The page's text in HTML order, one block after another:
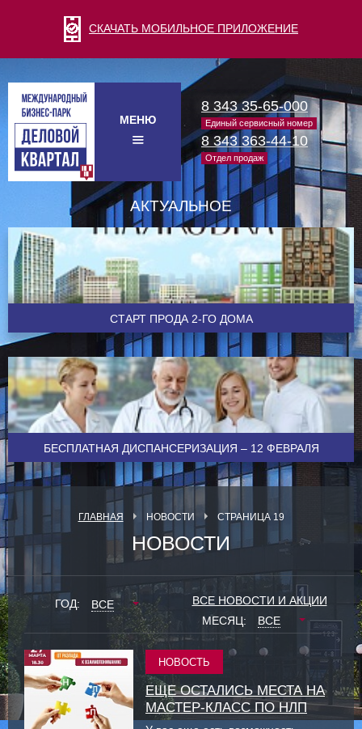
СКАЧАТЬ МОБИЛЬНОЕ ПРИЛОЖЕНИЕ
МЕНЮ
8 343 35-65-000
Единый сервисный номер
8 343 363-44-10
Отдел продаж
АКТУАЛЬНОЕ
CТАРТ ПРОДА 2-ГО ДОМА
БЕСПЛАТНАЯ ДИСПАНСЕРИЗАЦИЯ – 12 ФЕВРАЛЯ
ГЛАВНАЯ НОВОСТИ СТРАНИЦА 19
НОВОСТИ
ВСЕ НОВОСТИ И АКЦИИ
ГОД:
ВСЕ
МЕСЯЦ:
ВСЕ
НОВОСТЬ
ЕЩЕ ОСТАЛИСЬ МЕСТА НА
МАСТЕР-КЛАСС ПО НЛП